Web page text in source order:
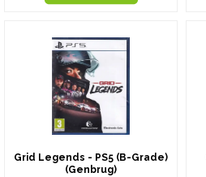
Grid Legends - PS5 (B-Grade)
(Genbrug)